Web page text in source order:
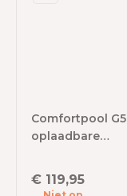
Comfortpool G5
oplaadbare
€ 119,95